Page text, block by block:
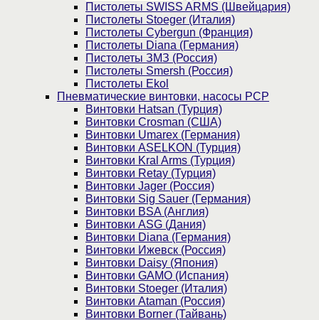
Пистолеты SWISS ARMS (Швейцария)
Пистолеты Stoeger (Италия)
Пистолеты Cybergun (Франция)
Пистолеты Diana (Германия)
Пистолеты ЗМЗ (Россия)
Пистолеты Smersh (Россия)
Пистолеты Ekol
Пневматические винтовки, насосы PCP
Винтовки Hatsan (Турция)
Винтовки Crosman (США)
Винтовки Umarex (Германия)
Винтовки ASELKON (Турция)
Винтовки Kral Arms (Турция)
Винтовки Retay (Турция)
Винтовки Jager (Россия)
Винтовки Sig Sauer (Германия)
Винтовки BSA (Англия)
Винтовки ASG (Дания)
Винтовки Diana (Германия)
Винтовки Ижевск (Россия)
Винтовки Daisy (Япония)
Винтовки GAMO (Испания)
Винтовки Stoeger (Италия)
Винтовки Ataman (Россия)
Винтовки Borner (Тайвань)